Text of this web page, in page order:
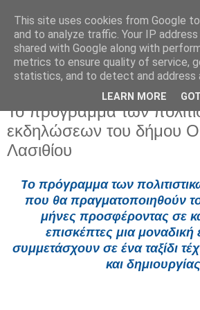
Παρασκευή 25 Ιουλίου 2025
Το πρόγραμμα των
εκδηλώσεων του δήμου
Λασιθίου
Το πρόγραμμα των
που θα πραγματοποιηθούν
μήνες προσφέροντας σε
επισκέπτες μια μοναδική
συμμετάσχουν σε ένα ταξίδι
και
This site uses cookies from Google
and to analyze traffic. Your IP
shared with Google along with
metrics to ensure quality of service,
statistics, and to detect and address
LEARN MORE